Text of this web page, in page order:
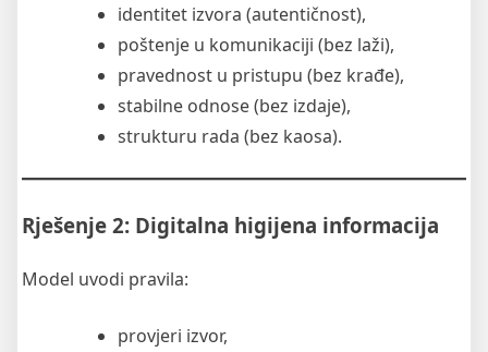
identitet izvora (autentičnost),
poštenje u komunikaciji (bez laži),
pravednost u pristupu (bez krađe),
stabilne odnose (bez izdaje),
strukturu rada (bez kaosa).
Rješenje 2: Digitalna higijena informacija
Model uvodi pravila:
provjeri izvor,